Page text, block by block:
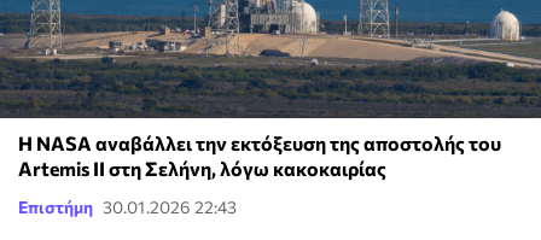
Η NASA αναβάλλει την εκτόξευση της αποστολής του
Artemis II στη Σελήνη, λόγω κακοκαιρίας
Επιστήμη 30.01.2026 22:43